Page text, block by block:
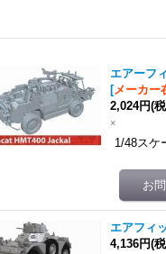
エアーフ
[メーカー
2,024円(
×
1/48スケ
エアフィ
4,136円(